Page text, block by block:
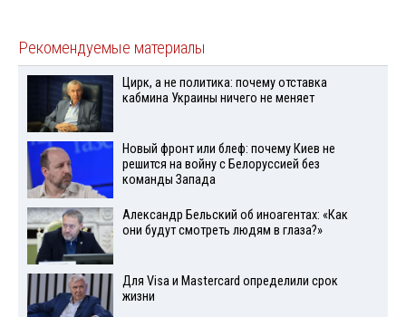
Рекомендуемые материалы
Цирк, а не политика: почему отставка
кабмина Украины ничего не меняет
Новый фронт или блеф: почему Киев не
решится на войну с Белоруссией без
команды Запада
Александр Бельский об иноагентах: «Как
они будут смотреть людям в глаза?»
Для Visа и Mastercard определили срок
жизни